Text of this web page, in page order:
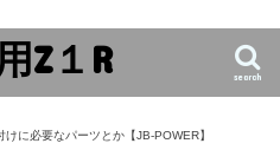
Z１R search
に必要なパーツとか【JB-POWER】